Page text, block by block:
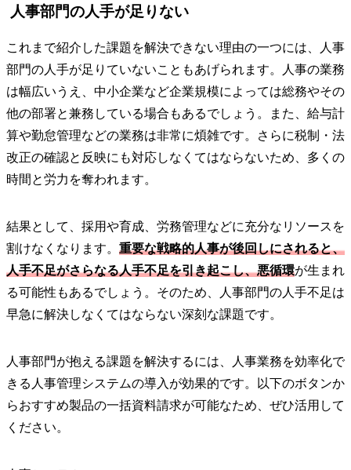
人事部門の人手が足りない
これまで紹介した課題を解決できない理由の一つには、人事
部門の人手が足りていないこともあげられます。人事の業務
は幅広いうえ、中小企業など企業規模によっては総務やその
他の部署と兼務している場合もあるでしょう。また、給与計
算や勤怠管理などの業務は非常に煩雑です。さらに税制・法
改正の確認と反映にも対応しなくてはならないため、多くの
時間と労力を奪われます。
結果として、採用や育成、労務管理などに充分なリソースを
割けなくなります。 重要な戦略的人事が後回しにされると、
人手不足がさらなる人手不足を引き起こし、悪循環が生まれ
る可能性もあるでしょう。そのため、人事部門の人手不足は
早急に解決しなくてはならない深刻な課題です。
人事部門が抱える課題を解決するには、人事業務を効率化で
きる人事管理システムの導入が効果的です。以下のボタンか
らおすすめ製品の一括資料請求が可能なため、ぜひ活用して
ください。